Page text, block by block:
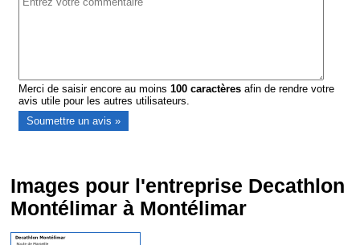
Merci de saisir encore au moins100 caractères afin de rendre votre
avis utile pour les autres utilisateurs.
Images pour l'entreprise Decathlon
Montélimar à Montélimar